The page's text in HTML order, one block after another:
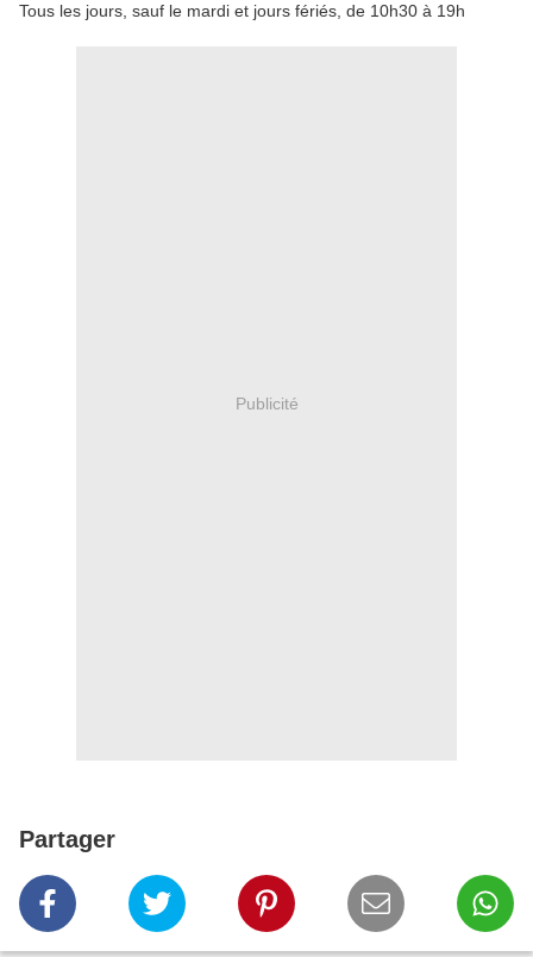
Tous les jours, sauf le mardi et jours fériés, de 10h30 à 19h
Publicité
Partager